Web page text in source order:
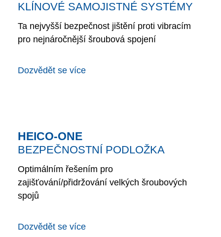
KLÍNOVÉ SAMOJISTNÉ SYSTÉMY
Ta nejvyšší bezpečnost jištění proti vibracím
pro nejnáročnější šroubová spojení
Dozvědět se více
HEICO-ONE
BEZPEČNOSTNÍ PODLOŽKA
Optimálním řešením pro
zajišťování/přidržování velkých šroubových
spojů
Dozvědět se více